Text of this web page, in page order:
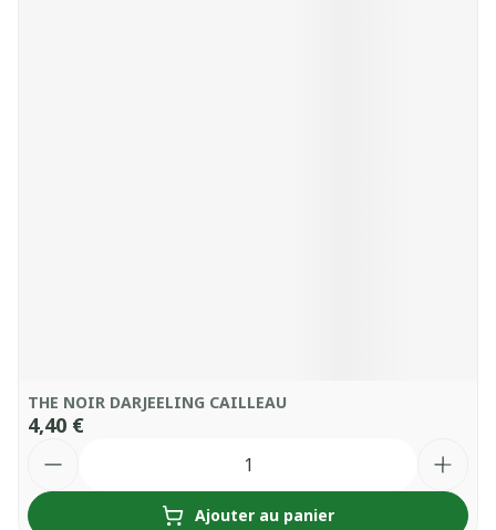
THE NOIR DARJEELING CAILLEAU
4,40 €
Ajouter au panier